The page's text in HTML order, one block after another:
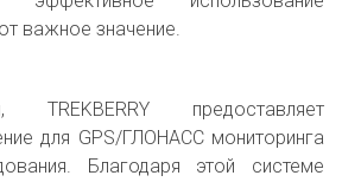
важное значение.
предоставляет
для GPS/ГЛОНАСС мониторинга
Благодаря этой системе